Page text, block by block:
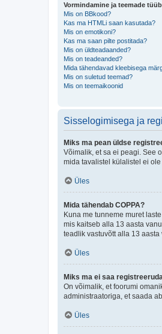
Vormindamine ja teemade
Mis on BBkood?
Kas ma HTMLi saan kasutada?
Mis on emotikoni?
Kas ma saan pilte postitada?
Mis on üldteadaanded?
Mis on teadeanded?
Mida tähendavad kleebisega
Mis on suletud teemad?
Mis on teemaikoonid
Sisselogimisega ja
Miks ma pean üldse
Võimalik, et sa ei peagi. See
mida tavalistel külalistel ei
Üles
Mida tähendab COPPA?
Kuna me tunneme muret
mis kaitseb alla 13 aasta
teadlik vastuvõtt alla 13
Üles
Miks ma ei saa
On võimalik, et foorumi
administraatoriga, et saada
Üles